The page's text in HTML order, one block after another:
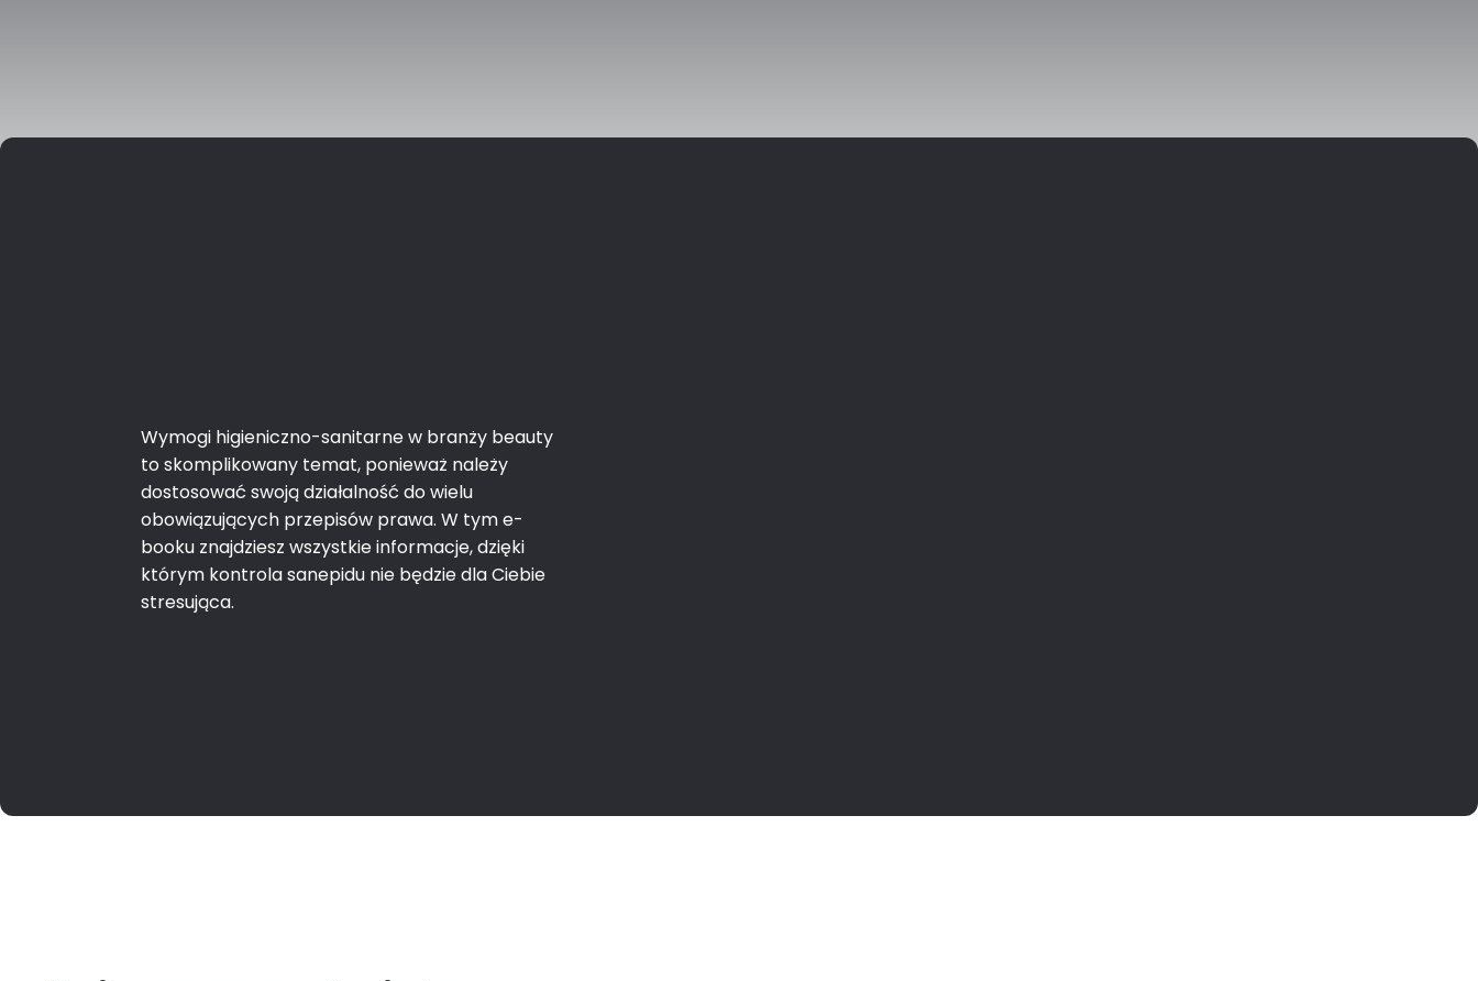
Wymogi higieniczno-sanitarne w branży beauty
to skomplikowany temat, ponieważ należy
dostosować swoją działalność do wielu
obowiązujących przepisów prawa. W tym e-
booku znajdziesz wszystkie informacje, dzięki
którym kontrola sanepidu nie będzie dla Ciebie
stresująca.